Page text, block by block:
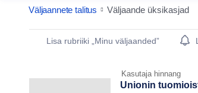
Väljaannete talitus Väljaande üksikasjad
Publication Detail Actions
Lisa rubriiki „Minu väljaanded”
Kasutaja hinnang
Unionin